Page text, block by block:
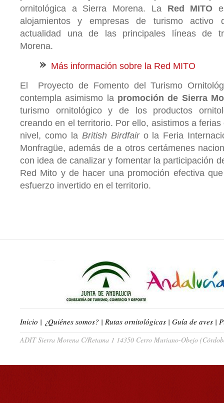
ornitológica a Sierra Morena. La Red MITO
alojamientos y empresas de turismo activo
actualidad una de las principales líneas de
Morena.
Más información sobre la Red MITO
El Proyecto de Fomento del Turismo
contempla asimismo la promoción de Sierra
turismo ornitológico y de los productos
creando en el territorio. Por ello, asistimos a
nivel, como la British Birdfairo la Feria
Monfragüe, además de a otros certámenes
con idea de canalizar y fomentar la participación
Red Mito y de hacer una promoción efectiva
esfuerzo invertido en el territorio.
Inicio | ¿Quiénes somos? | Rutas ornitológicas | Guía de aves |
ADIT Sierra Morena C/Retama 1 14350 Cerro Muriano-Obejo